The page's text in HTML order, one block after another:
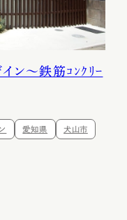
ン～鉄筋ｺﾝｸﾘｰ
愛知県 犬山市